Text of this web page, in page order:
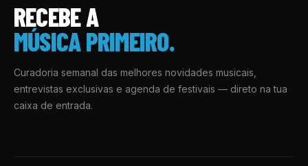
RECEBE A
MÚSICA PRIMEIRO.
Curadoria semanal das melhores novidades musicais,
entrevistas exclusivas e agenda de festivais — direto na tua
caixa de entrada.